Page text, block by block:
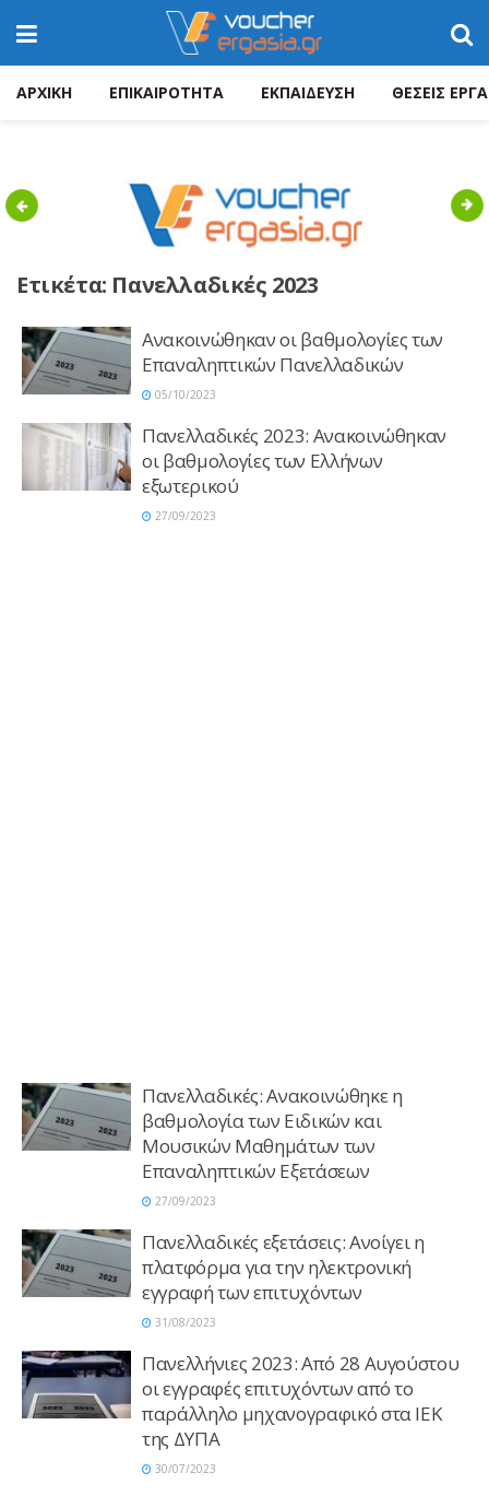
ΑΡΧΙΚΗ ΕΠΙΚΑΙΡΟΤΗΤΑ ΕΚΠΑΙΔΕΥΣΗ ΘΕΣΕΙΣ
Previous
Ετικέτα: Πανελλαδικές 2023
Ανακοινώθηκαν οι βαθμολογίες των
Επαναληπτικών Πανελλαδικών
05/10/2023
Πανελλαδικές 2023: Ανακοινώθηκαν
οι βαθμολογίες των Ελλήνων
εξωτερικού
27/09/2023
Πανελλαδικές: Ανακοινώθηκε η
βαθμολογία των Ειδικών και
Μουσικών Μαθημάτων των
Επαναληπτικών Εξετάσεων
27/09/2023
Πανελλαδικές εξετάσεις: Ανοίγει η
πλατφόρμα για την ηλεκτρονική
εγγραφή των επιτυχόντων
31/08/2023
Πανελλήνιες 2023: Από 28 Αυγούστου
οι εγγραφές επιτυχόντων από το
παράλληλο μηχανογραφικό στα ΙΕΚ
της ΔΥΠΑ
30/07/2023